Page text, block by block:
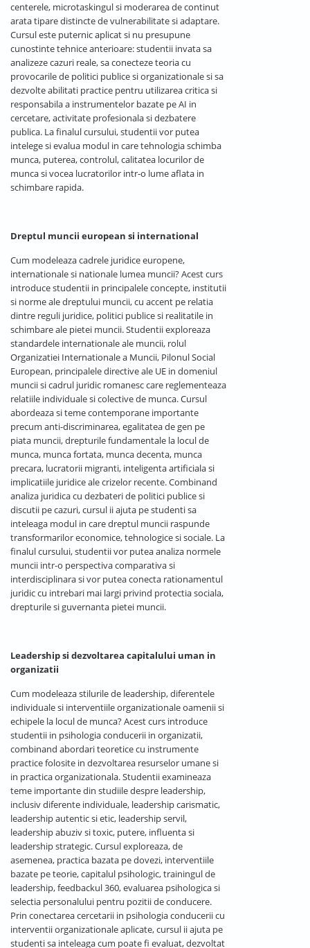
centerele, microtaskingul si moderarea de continut
arata tipare distincte de vulnerabilitate si adaptare.
Cursul este puternic aplicat si nu presupune
cunostinte tehnice anterioare: studentii invata sa
analizeze cazuri reale, sa conecteze teoria cu
provocarile de politici publice si organizationale si sa
dezvolte abilitati practice pentru utilizarea critica si
responsabila a instrumentelor bazate pe AI in
cercetare, activitate profesionala si dezbatere
publica. La finalul cursului, studentii vor putea
intelege si evalua modul in care tehnologia schimba
munca, puterea, controlul, calitatea locurilor de
munca si vocea lucratorilor intr-o lume aflata in
schimbare rapida.
Dreptul muncii european si international
Cum modeleaza cadrele juridice europene,
internationale si nationale lumea muncii? Acest curs
introduce studentii in principalele concepte, institutii
si norme ale dreptului muncii, cu accent pe relatia
dintre reguli juridice, politici publice si realitatile in
schimbare ale pietei muncii. Studentii exploreaza
standardele internationale ale muncii, rolul
Organizatiei Internationale a Muncii, Pilonul Social
European, principalele directive ale UE in domeniul
muncii si cadrul juridic romanesc care reglementeaza
relatiile individuale si colective de munca. Cursul
abordeaza si teme contemporane importante
precum anti-discriminarea, egalitatea de gen pe
piata muncii, drepturile fundamentale la locul de
munca, munca fortata, munca decenta, munca
precara, lucratorii migranti, inteligenta artificiala si
implicatiile juridice ale crizelor recente. Combinand
analiza juridica cu dezbateri de politici publice si
discutii pe cazuri, cursul ii ajuta pe studenti sa
inteleaga modul in care dreptul muncii raspunde
transformarilor economice, tehnologice si sociale. La
finalul cursului, studentii vor putea analiza normele
muncii intr-o perspectiva comparativa si
interdisciplinara si vor putea conecta rationamentul
juridic cu intrebari mai largi privind protectia sociala,
drepturile si guvernanta pietei muncii.
Leadership si dezvoltarea capitalului uman in
organizatii
Cum modeleaza stilurile de leadership, diferentele
individuale si interventiile organizationale oamenii si
echipele la locul de munca? Acest curs introduce
studentii in psihologia conducerii in organizatii,
combinand abordari teoretice cu instrumente
practice folosite in dezvoltarea resurselor umane si
in practica organizationala. Studentii examineaza
teme importante din studiile despre leadership,
inclusiv diferente individuale, leadership carismatic,
leadership autentic si etic, leadership servil,
leadership abuziv si toxic, putere, influenta si
leadership strategic. Cursul exploreaza, de
asemenea, practica bazata pe dovezi, interventiile
bazate pe teorie, capitalul psihologic, trainingul de
leadership, feedbackul 360, evaluarea psihologica si
selectia personalului pentru pozitii de conducere.
Prin conectarea cercetarii in psihologia conducerii cu
interventii organizationale aplicate, cursul ii ajuta pe
studenti sa inteleaga cum poate fi evaluat, dezvoltat